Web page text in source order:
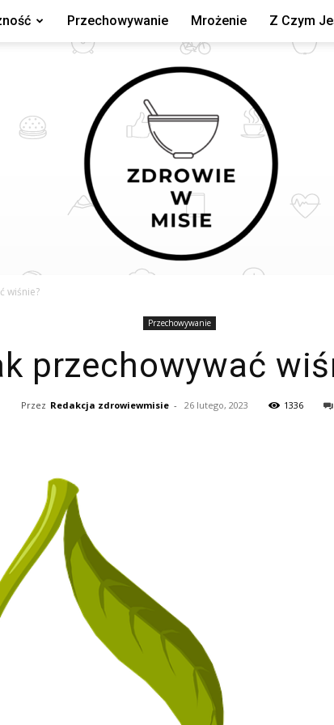
Przechowywanie Mrożenie Z Czym
wiśnie?
Przechowywanie
przechowywać
Przez Redakcja zdrowiewmisie - 26 lutego, 2023 1336